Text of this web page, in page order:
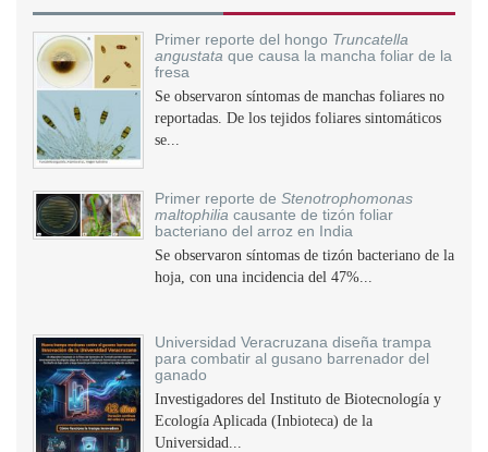
Primer reporte del hongo Truncatella
angustata que causa la mancha foliar de la
fresa
Se observaron síntomas de manchas foliares no
reportadas. De los tejidos foliares sintomáticos
se...
Primer reporte de Stenotrophomonas
maltophilia causante de tizón foliar
bacteriano del arroz en India
Se observaron síntomas de tizón bacteriano de la
hoja, con una incidencia del 47%...
Universidad Veracruzana diseña trampa
para combatir al gusano barrenador del
ganado
Investigadores del Instituto de Biotecnología y
Ecología Aplicada (Inbioteca) de la
Universidad...